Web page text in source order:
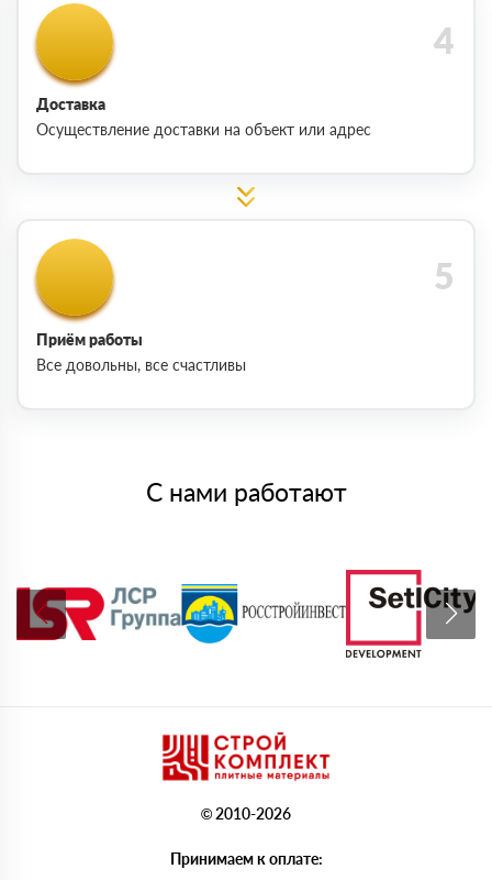
Доставка
Осуществление доставки на объект или адрес
Приём работы
Все довольны, все счастливы
С нами работают
© 2010-2026
Принимаем к оплате: